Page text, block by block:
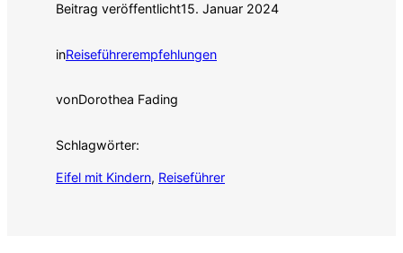
Beitrag veröffentlicht15. Januar 2024
inReiseführerempfehlungen
vonDorothea Fading
Schlagwörter:
Eifel mit Kindern, Reiseführer